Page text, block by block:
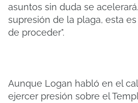
asuntos sin duda se
supresión de la plaga, esta
de proceder".
Aunque Logan habló en el
ejercer presión sobre el